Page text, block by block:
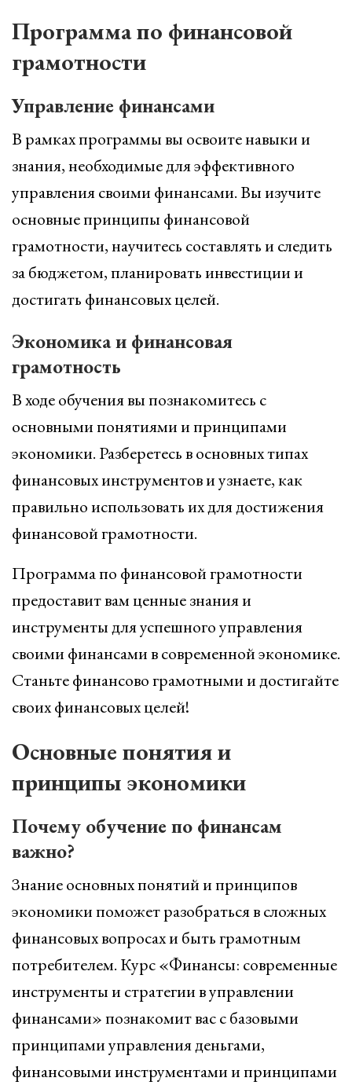
Программа по финансовой
грамотности
Управление финансами
В рамках программы вы освоите навыки и
знания, необходимые для эффективного
управления своими финансами. Вы изучите
основные принципы финансовой
грамотности, научитесь составлять и следить
за бюджетом, планировать инвестиции и
достигать финансовых целей.
Экономика и финансовая
грамотность
В ходе обучения вы познакомитесь с
основными понятиями и принципами
экономики. Разберетесь в основных типах
финансовых инструментов и узнаете, как
правильно использовать их для достижения
финансовой грамотности.
Программа по финансовой грамотности
предоставит вам ценные знания и
инструменты для успешного управления
своими финансами в современной экономике.
Станьте финансово грамотными и достигайте
своих финансовых целей!
Основные понятия и
принципы экономики
Почему обучение по финансам
важно?
Знание основных понятий и принципов
экономики поможет разобраться в сложных
финансовых вопросах и быть грамотным
потребителем. Курс «Финансы: современные
инструменты и стратегии в управлении
финансами» познакомит вас с базовыми
принципами управления деньгами,
финансовыми инструментами и принципами